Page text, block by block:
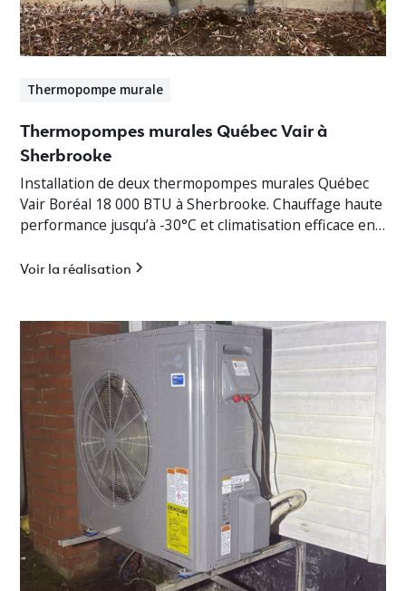
Thermopompe murale
Thermopompes murales Québec Vair à
Sherbrooke
Installation de deux thermopompes murales Québec
Vair Boréal 18 000 BTU à Sherbrooke. Chauffage haute
performance jusqu’à -30°C et climatisation efficace en
Voir la réalisation